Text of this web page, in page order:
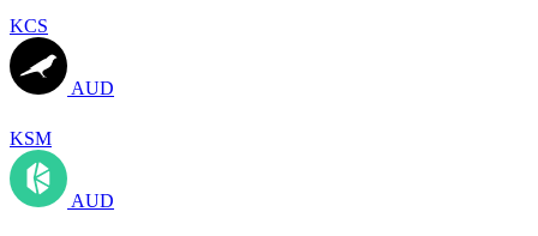
KCS
AUD
KSM
AUD